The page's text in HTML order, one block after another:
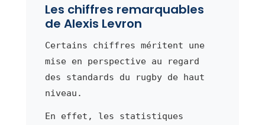
Les chiffres remarquables
de Alexis Levron
Certains chiffres méritent une
mise en perspective au regard
des standards du rugby de haut
niveau.
En effet, les statistiques